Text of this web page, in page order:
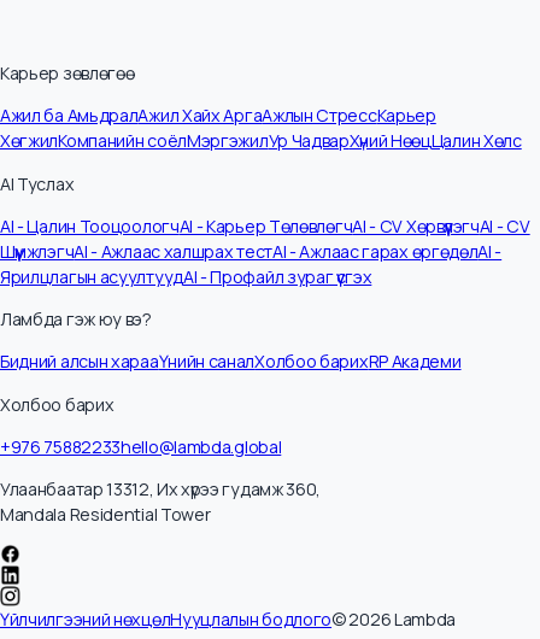
байна уу
Өөрт тохиромжтой ажлын байраа хайж олох, эсвэл тухайн
талентыг олж авна гэдэг хамгийн чухал билээ. Хэдэн жилийн
өмнө компанийг гуйж, өөрийгөө баталж маш их хичээж ажилд
ордог байсан бол одоо эсрэгээрээ компаниуд тухайн
талентыг шударга өрсөлдөхүйц цалин, бусад давуу
хоорондоо […]
Цааш унших →
Карьер зөвлөгөө
Ажил ба Амьдрал
Хөгжил
AI Туслах